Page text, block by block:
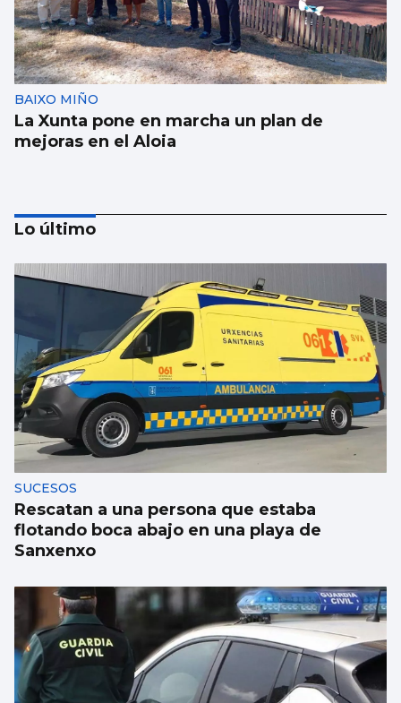
BAIXO MIÑO
La Xunta pone en marcha un plan de
mejoras en el Aloia
A Guarda y Tomiño ofrecen enclaves
únicos para el eclipse
Lo último
SUCESOS
Rescatan a una persona que estaba
flotando boca abajo en una playa de
Sanxenxo